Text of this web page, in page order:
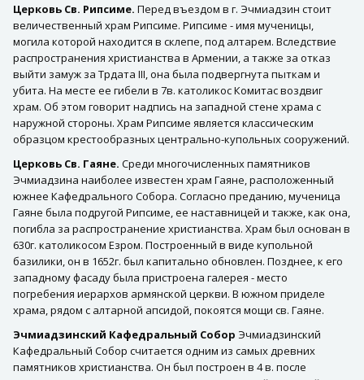
Церковь Св. Рипсиме. Перед въездом в г. Эчмиадзин стоит
величественный храм Рипсиме. Рипсиме - имя мученицы,
могила которой находится в склепе, под алтарем. Вследствие
распространения христианства в Армении, а также за отказ
выйти замуж за Трдата III, она была подвергнута пыткам и
убита. На месте ее гибели в 7в. католикос Комитас воздвиг
храм. Об этом говорит надпись на западной стене храма с
наружной стороны. Храм Рипсиме является классическим
образцом крестообразных центрально-купольных сооружений.
Церковь Св. Гаяне. Среди многочисленных памятников
Эчмиадзина наиболее известен храм Гаяне, расположенный
южнее Кафедрального Собора. Согласно преданию, мученица
Гаяне была подругой Рипсиме, ее наставницей и также, как она,
погибла за распространение христианства. Храм был основан в
630г. католикосом Езром. Построенный в виде купольной
базилики, он в 1652г. был капитально обновлен. Позднее, к его
западному фасаду была пристроена галерея - место
погребения иерархов армянской церкви. В южном приделе
храма, рядом с алтарной апсидой, покоятся мощи св. Гаяне.
Эчмиадзинский Кафедральный Собор Эчмиадзинский
Кафедральный Собор считается одним из самых древних
памятников христианства. Он был построен в 4 в. после